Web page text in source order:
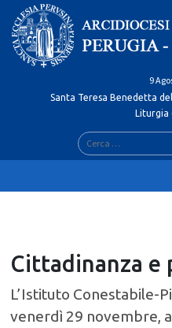
Skip
content
9
Santa Teresa Benedetta
Liturgia
Ricerca
per:
Cittadinanza e
L’Istituto Conestabile-
venerdì 29 novembre,